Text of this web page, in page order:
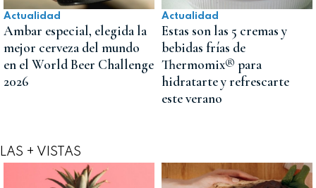
Actualidad
Ambar especial, elegida la
mejor cerveza del mundo
en el World Beer Challenge
2026
Actualidad
Estas son las 5 cremas y
bebidas frías de
Thermomix® para
hidratarte y refrescarte
este verano
LAS + VISTAS